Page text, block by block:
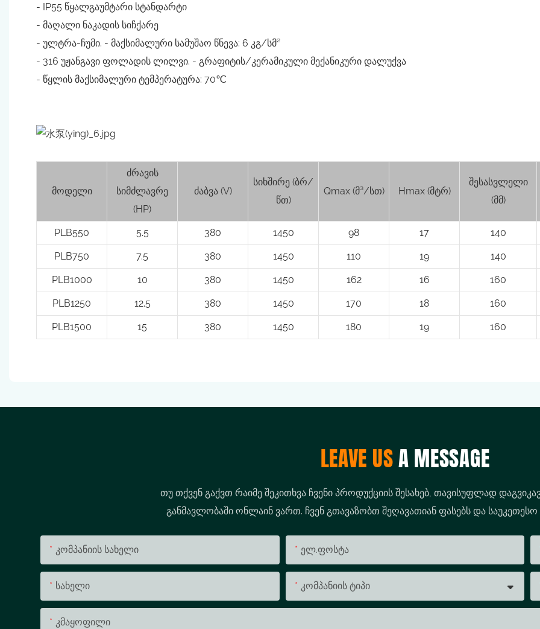
- IP55 წყალგაუმტარი სტანდარტი
- მაღალი ნაკადის სიჩქარე
- ულტრა-ჩუმი. - მაქსიმალური სამუშაო წნევა: 6 კგ/სმ²
- 316 უჟანგავი ფოლადის ლილვი. - გრაფიტის/კერამიკული მექანიკური დალუქვა
- წყლის მაქსიმალური ტემპერატურა: 70℃
მოდელი
ძრავის
სიმძლავრე
(HP)
ძაბვა (V)
სიხშირე (ბრ/
წთ)
Qmax (მ³/სთ) Hmax (მტრ)
შესასვლელი
(მმ)
PLB550 5.5 380 1450 98 17 140
PLB750 7.5 380 1450 110 19 140
PLB1000 10 380 1450 162 16 160
PLB1250 12.5 380 1450 170 18 160
PLB1500 15 380 1450 180 19 160
LEAVE USA MESSAGE
თუ თქვენ გაქვთ რაიმე შეკითხვა ჩვენი პროდუქციის შესახებ, თავისუფლად
განმავლობაში ონლაინ ვართ. ჩვენ გთავაზობთ შეღავათიან ფასებს და საუკეთესო
Კომპანიის Სახელი Ელ.ფოსტა
Სახელი Კომპანიის Ტიპი
Კმაყოფილი